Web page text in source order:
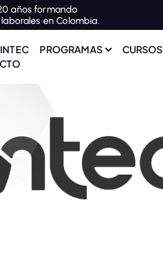
años formando
en Colombia.
INTEC PROGRAMAS CURSOS